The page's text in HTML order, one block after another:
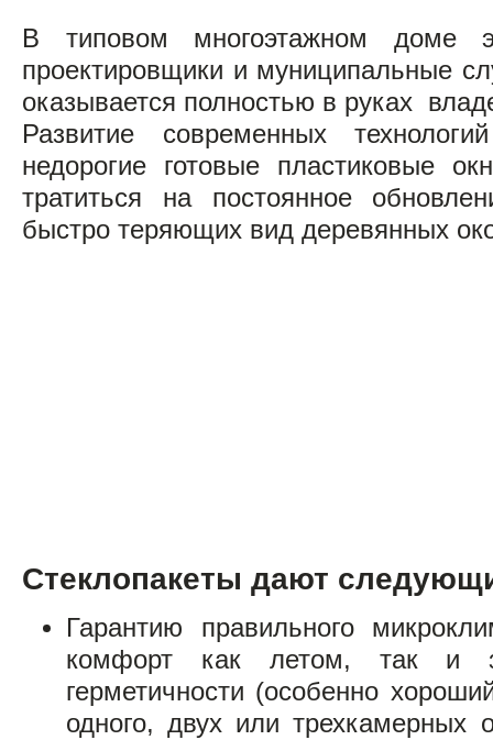
В типовом многоэтажном доме
проектировщики и муниципальные
оказывается полностью в руках
Развитие современных
недорогие готовые пластиковые
тратиться на постоянное
быстро теряющих вид деревянных
Стеклопакеты дают
Гарантию правильного
комфорт как летом, так и
герметичности (особенно
одного, двух или трехкамерных